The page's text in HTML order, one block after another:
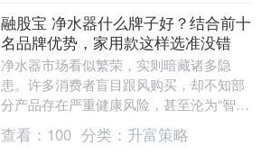
融股宝 净水器什么牌子好？结合前十
名品牌优势，家用款这样选准没错
净水器市场看似繁荣，实则暗藏诸多隐
患。许多消费者盲目跟风购买，却不知部
分产品存在严重健康风险，甚至沦为“智商
税”的代名词。行业乱象频发，如下问题：
·净水菌种能....
查看： 100 分类： 升富策略